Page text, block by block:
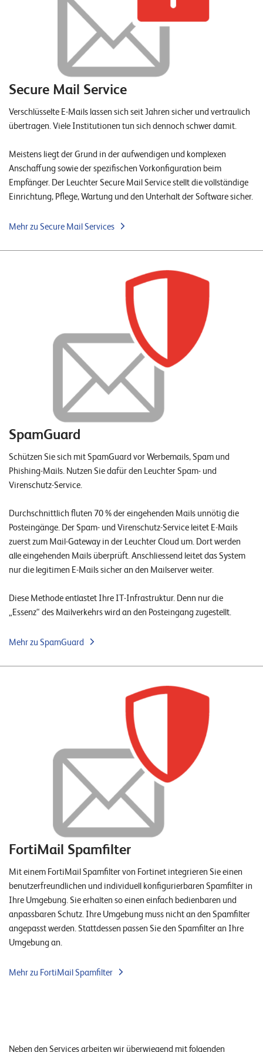
u
t
n
s
Secure Mail Service
Verschlüsselte E-Mails lassen sich seit Jahren sicher und vertraulich
übertragen. Viele Institutionen tun sich dennoch schwer damit.
Meistens liegt der Grund in der aufwendigen und komplexen
Anschaffung sowie der spezifischen Vorkonfiguration beim
Empfänger. Der Leuchter Secure Mail Service stellt die vollständige
Einrichtung, Pflege, Wartung und den Unterhalt der Software sicher.
Mehr zu Secure Mail Services
SpamGuard
Schützen Sie sich mit SpamGuard vor Werbemails, Spam und
Phishing-Mails. Nutzen Sie dafür den Leuchter Spam- und
Virenschutz-Service.
Durchschnittlich fluten 70 % der eingehenden Mails unnötig die
Posteingänge. Der Spam- und Virenschutz-Service leitet E-Mails
zuerst zum Mail-Gateway in der Leuchter Cloud um. Dort werden
alle eingehenden Mails überprüft. Anschliessend leitet das System
nur die legitimen E-Mails sicher an den Mailserver weiter.
Diese Methode entlastet Ihre IT-Infrastruktur. Denn nur die
„Essenz“ des Mailverkehrs wird an den Posteingang zugestellt.
Mehr zu SpamGuard
FortiMail Spamfilter
Mit einem FortiMail Spamfilter von Fortinet integrieren Sie einen
benutzerfreundlichen und individuell konfigurierbaren Spamfilter in
Ihre Umgebung. Sie erhalten so einen einfach bedienbaren und
anpassbaren Schutz. Ihre Umgebung muss nicht an den Spamfilter
angepasst werden. Stattdessen passen Sie den Spamfilter an Ihre
Umgebung an.
Mehr zu FortiMail Spamfilter
Neben den Services arbeiten wir überwiegend mit folgenden